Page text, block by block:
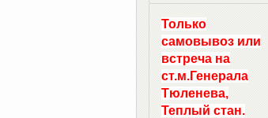
Только
самовывоз или
встреча на
ст.м.Генерала
Тюленева,
Теплый стан.